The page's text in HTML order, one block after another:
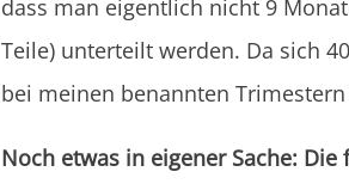
dass man eigentlich nicht 9
Teile) unterteilt werden. Da sich
bei meinen benannten
Noch etwas in eigener Sache: